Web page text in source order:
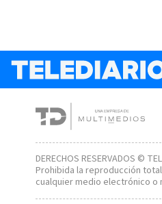
DERECHOS RESERVADOS ©
Prohibida la reproducción
cualquier medio electrónico o